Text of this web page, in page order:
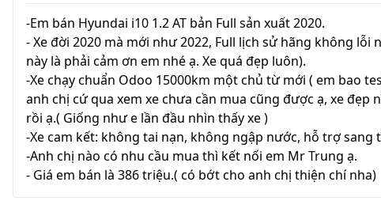
-Em bán Hyundai i10 1.2 AT bản Full sản xuất 2020.
- Xe đời 2020 mà mới như 2022, Full lịch sử hãng không lỗi
này là phải cảm ơn em nhé ạ. Xe quá đẹp luôn).
-Xe chạy chuẩn Odoo 15000km một chủ từ mới ( em bao
anh chị cứ qua xem xe chưa cần mua cũng được ạ, xe đẹp
rồi ạ.( Giống như e lần đầu nhìn thấy xe )
-Xe cam kết: không tai nạn, không ngập nước, hỗ trợ sang
-Anh chị nào có nhu cầu mua thì kết nối em Mr Trung ạ.
⁃ Giá em bán là 386 triệu.( có bớt cho anh chị thiện chí nha)